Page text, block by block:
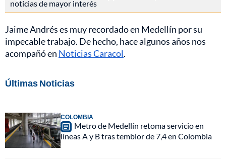
noticias de mayor interés
Jaime Andrés es muy recordado en Medellín por su
impecable trabajo. De hecho, hace algunos años nos
acompañó en Noticias Caracol.
Últimas Noticias
COLOMBIA
Metro de Medellín retoma servicio en
líneas A y B tras temblor de 7,4 en Colombia